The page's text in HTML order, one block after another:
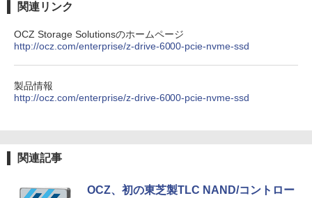
HUNTER×HUNTER モノクロ版 39 (ジャンプ
関連リンク
OCZ Storage Solutionsのホームページ
http://ocz.com/enterprise/z-drive-6000-pcie-nvme-ssd
製品情報
http://ocz.com/enterprise/z-drive-6000-pcie-nvme-ssd
関連記事
OCZ、初の東芝製TLC NAND/コントロー